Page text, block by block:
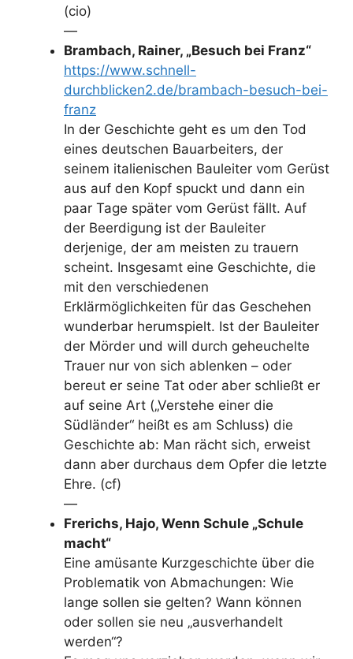
(cio)
—
Brambach, Rainer, „Besuch bei Franz“
https://www.schnell-
durchblicken2.de/brambach-besuch-bei-
franz
In der Geschichte geht es um den Tod
eines deutschen Bauarbeiters, der
seinem italienischen Bauleiter vom Gerüst
aus auf den Kopf spuckt und dann ein
paar Tage später vom Gerüst fällt. Auf
der Beerdigung ist der Bauleiter
derjenige, der am meisten zu trauern
scheint. Insgesamt eine Geschichte, die
mit den verschiedenen
Erklärmöglichkeiten für das Geschehen
wunderbar herumspielt. Ist der Bauleiter
der Mörder und will durch geheuchelte
Trauer nur von sich ablenken – oder
bereut er seine Tat oder aber schließt er
auf seine Art („Verstehe einer die
Südländer“ heißt es am Schluss) die
Geschichte ab: Man rächt sich, erweist
dann aber durchaus dem Opfer die letzte
Ehre. (cf)
—
Frerichs, Hajo, Wenn Schule „Schule
macht“
Eine amüsante Kurzgeschichte über die
Problematik von Abmachungen: Wie
lange sollen sie gelten? Wann können
oder sollen sie neu „ausverhandelt
werden“?